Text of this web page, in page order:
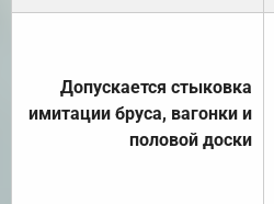
Допускается стыковка
имитации бруса, вагонки и
половой доски